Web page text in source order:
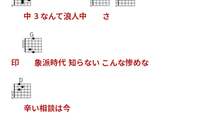
中 3 なんて浪人中 さ
印
G
象派時代 知らない こんな惨めな
D
辛い相談は今